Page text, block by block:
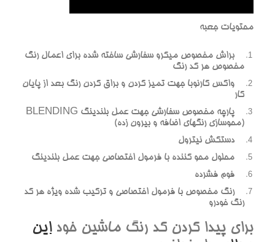
محتويات جعبه
براش مخصوص ميکرو سفارشي ساخته شده براي اعمال رنگ
مخصوص هر کد رنگ
واکس کارنوبا جهت تميز کردن و براق کردن رنگ بعد از پايان
کار
پارچه مخصوص سفارشي جهت عمل بلندينگ BLENDING
(محوسازي رنگهاي اضافه و بيرون زده)
دستکش نيترول
محلول محو کننده با فرمول اختصاصي جهت عمل بلندينگ
فوم فشرده
رنگ مخصوص با فرمول اختصاصي و ترکيب شده ويژه هر کد
رنگ خودرو
براي پيدا کردن کد رنگ ماشين خوداين